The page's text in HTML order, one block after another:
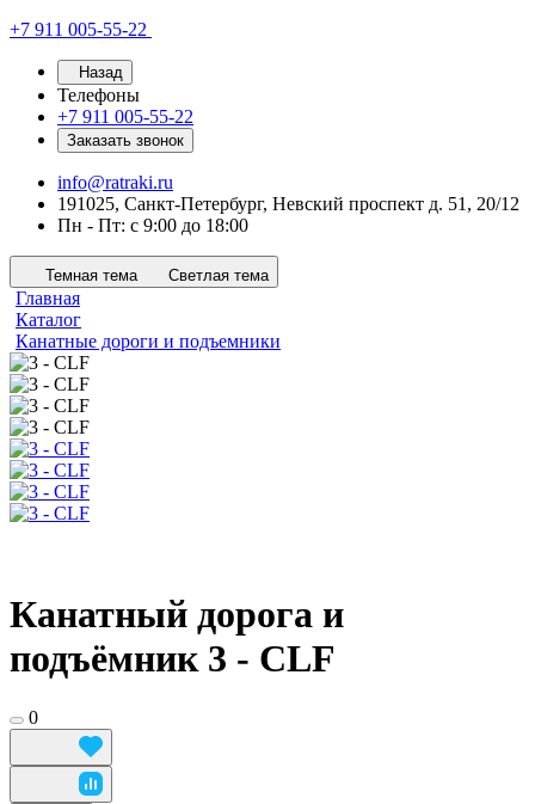
+7 911 005-55-22
Назад
Телефоны
+7 911 005-55-22
Заказать звонок
info@ratraki.ru
191025, Санкт-Петербург, Невский проспект д. 51, 20/12
Пн - Пт: с 9:00 до 18:00
Темная тема Светлая тема
Главная
Каталог
Канатные дороги и подъемники
Канатный дорога и
подъёмник 3 - CLF
0